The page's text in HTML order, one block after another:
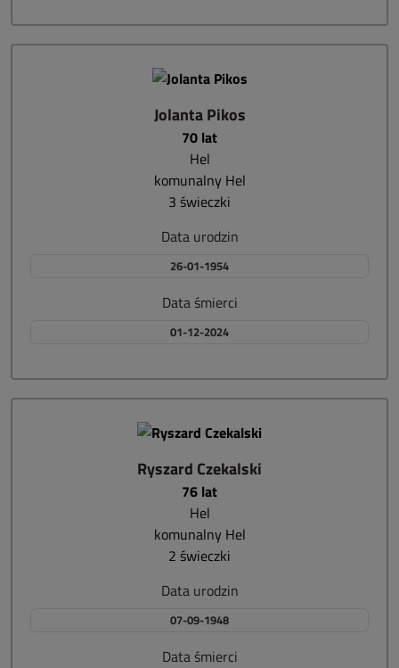
Jolanta Pikos
70 lat
Hel
komunalny Hel
3 świeczki
Data urodzin
26-01-1954
Data śmierci
01-12-2024
Ryszard Czekalski
76 lat
Hel
komunalny Hel
2 świeczki
Data urodzin
07-09-1948
Data śmierci